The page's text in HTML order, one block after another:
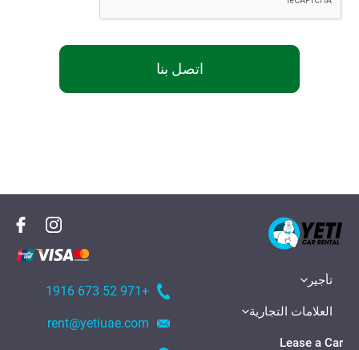
اتصل بنا
تأجير
العلامات التجارية
Lease a Car
+971 52 673 1916
rent@yetiuae.com